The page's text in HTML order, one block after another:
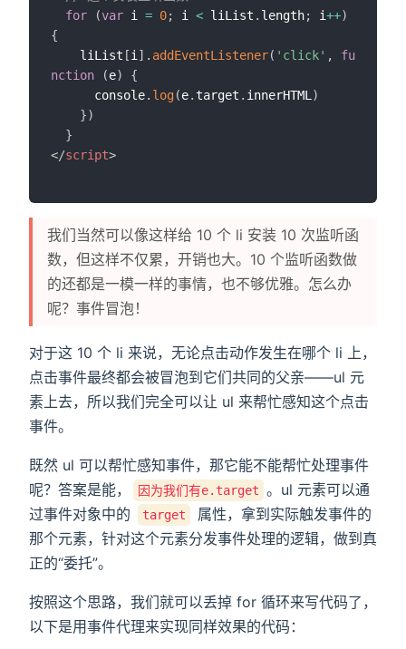
for
(var i = 0; i < liList . length; i++)
{
    liList
[i ] . addEventListener( 'click' ,
fu
nction
(e)
{
      console
. log(e. target . innerHTML )
})
}
</script>
我们当然可以像这样给 10 个 li 安装 10 次监听函
数，但这样不仅累，开销也大。10 个监听函数做
的还都是一模一样的事情，也不够优雅。怎么办
呢？事件冒泡！
对于这 10 个 li 来说，无论点击动作发生在哪个 li 上，
点击事件最终都会被冒泡到它们共同的父亲——ul 元
素上去，所以我们完全可以让 ul 来帮忙感知这个点击
事件。
既然 ul 可以帮忙感知事件，那它能不能帮忙处理事件
呢？答案是能，
因为我们有e.target 。ul 元素可以通
过事件对象中的
target
属性，拿到实际触发事件的
那个元素，针对这个元素分发事件处理的逻辑，做到真
正的“委托”。
按照这个思路，我们就可以丢掉 for 循环来写代码了，
以下是用事件代理来实现同样效果的代码：